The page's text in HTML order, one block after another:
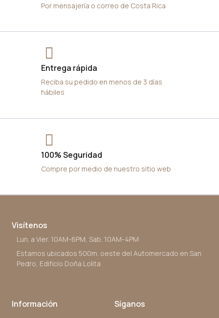
Por mensajería o correo de Costa Rica
Entrega rápida
Reciba su pedido en menos de 3 días
hábiles
100% Seguridad
Compre por medio de nuestro sitio web
Visítenos
Lun. a Vier. 10AM-6PM, Sab. 10AM-4PM
Estamos ubicados 500m. oeste del Automercado en San
Pedro, Edificio Doña Lolita
Información Síganos